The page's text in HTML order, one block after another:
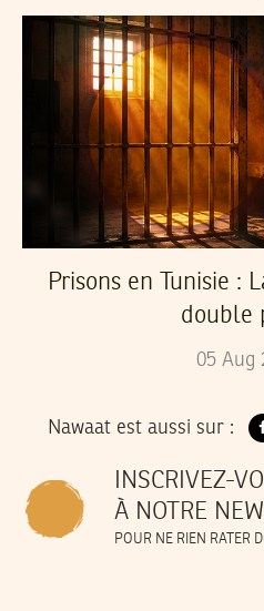
Prisons en Tunisie :
double
05 Aug
Nawaat est aussi sur :
INSCRIVEZ-
À NOTRE
POUR NE RIEN RATER